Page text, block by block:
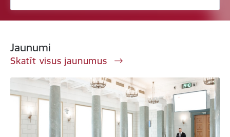
Jaunumi
Skatīt visus jaunumus